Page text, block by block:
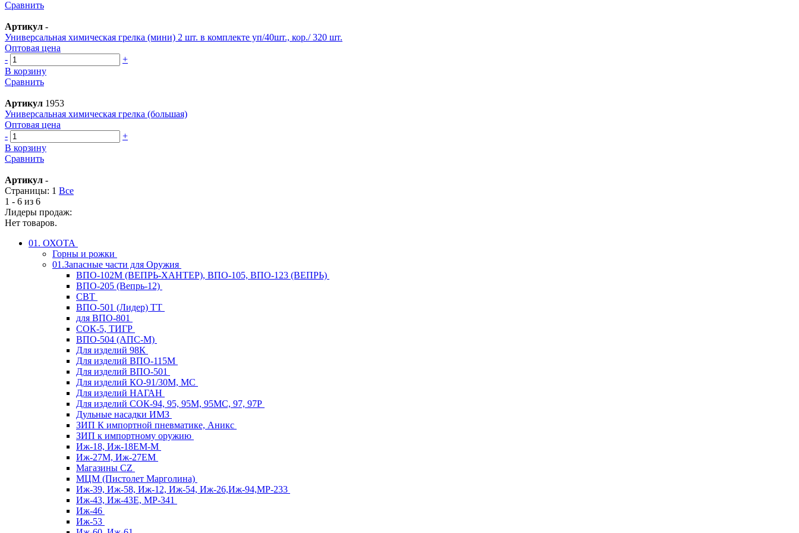
Сравнить
Артикул -
Универсальная химическая грелка (мини) 2 шт. в комплекте уп/40шт., кор./ 320 шт.
Оптовая цена
-
+
В корзину
Сравнить
Артикул 1953
Универсальная химическая грелка (большая)
Оптовая цена
-
+
В корзину
Сравнить
Артикул -
Страницы: 1 Все
1 - 6 из 6
Лидеры продаж:
Нет товаров.
01. ОХОТА
Горны и рожки
01.Запасные части для Оружия
ВПО-102М (ВЕПРЬ-ХАНТЕР), ВПО-105, ВПО-123 (ВЕПРЬ)
ВПО-205 (Вепрь-12)
СВТ
ВПО-501 (Лидер) ТТ
для ВПО-801
СОК-5, ТИГР
ВПО-504 (АПС-М)
Для изделий 98К
Для изделий ВПО-115М
Для изделий ВПО-501
Для изделий КО-91/30М, МС
Для изделий НАГАН
Для изделий СОК-94, 95, 95М, 95МС, 97, 97Р
Дульные насадки ИМЗ
ЗИП К импортной пневматике, Аникс
ЗИП к импортному оружию
Иж-18, Иж-18ЕМ-М
Иж-27М, Иж-27ЕМ
Магазины CZ
МЦМ (Пистолет Марголина)
Иж-39, Иж-58, Иж-12, Иж-54, Иж-26,Иж-94,МР-233
Иж-43, Иж-43Е, МР-341
Иж-46
Иж-53